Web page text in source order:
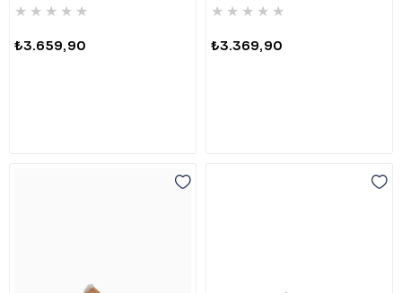
★ ★ ★ ★ ★
₺3.659,90
★ ★ ★ ★ ★
₺3.369,90